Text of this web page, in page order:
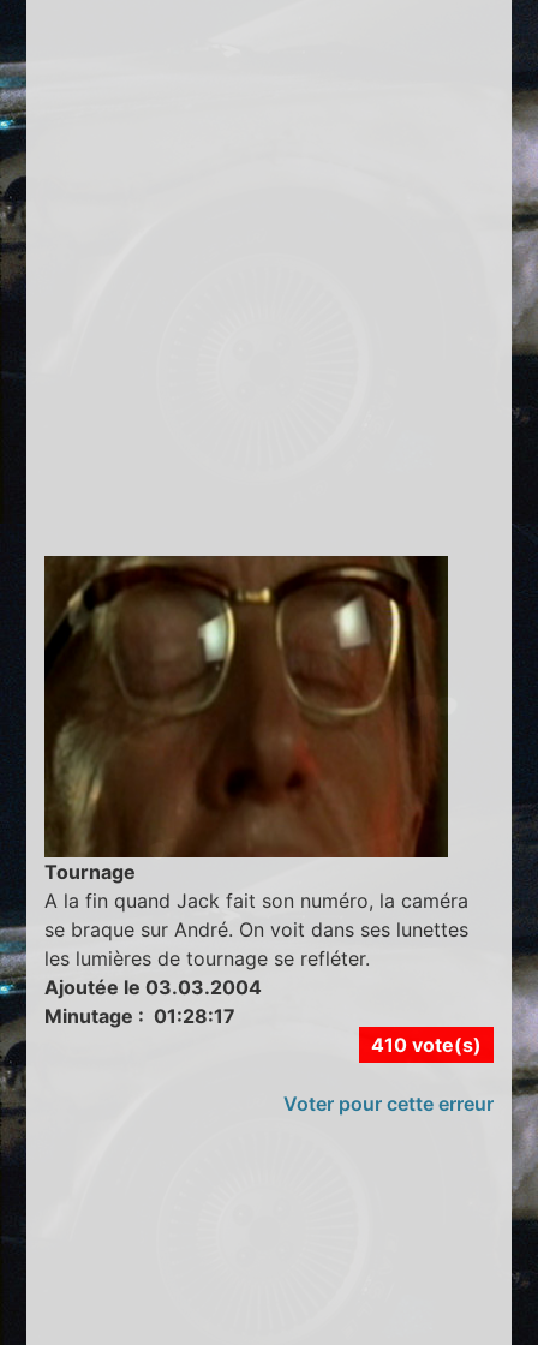
Tournage
A la fin quand Jack fait son numéro, la caméra
se braque sur André. On voit dans ses lunettes
les lumières de tournage se refléter.
Ajoutée le 03.03.2004
Minutage : 01:28:17
410 vote(s)
Voter pour cette erreur